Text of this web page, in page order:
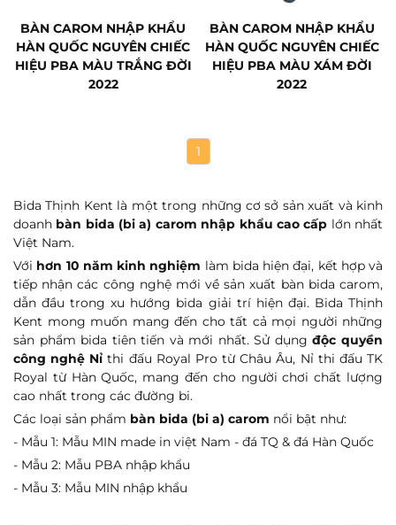
BÀN CAROM NHẬP KHẨU
HÀN QUỐC NGUYÊN CHIẾC
HIỆU PBA MÀU TRẮNG ĐỜI
2022
BÀN CAROM NHẬP KHẨU
HÀN QUỐC NGUYÊN CHIẾC
HIỆU PBA MÀU XÁM ĐỜI
2022
1
Bida Thịnh Kent là một trong những cơ sở sản xuất và kinh
doanh bàn bida (bi a) carom nhập khẩu cao cấp lớn nhất
Việt Nam.
Với hơn 10 năm kinh nghiệm làm bida hiện đại, kết hợp và
tiếp nhận các công nghệ mới về sản xuất bàn bida carom,
dẫn đầu trong xu hướng bida giải trí hiện đại. Bida Thịnh
Kent mong muốn mang đến cho tất cả mọi người những
sản phẩm bida tiên tiến và mới nhất. Sử dụngđộc quyền
công nghệ Nỉ thi đấu Royal Pro từ Châu Âu, Nỉ thi đấu TK
Royal từ Hàn Quốc, mang đến cho người chơi chất lượng
cao nhất trong các đường bi.
Các loại sản phẩm bàn bida (bi a) carom nổi bật như:
- Mẫu 1: Mẫu MIN made in việt Nam - đá TQ & đá Hàn Quốc
- Mẫu 2: Mẫu PBA nhập khẩu
- Mẫu 3: Mẫu MIN nhập khẩu